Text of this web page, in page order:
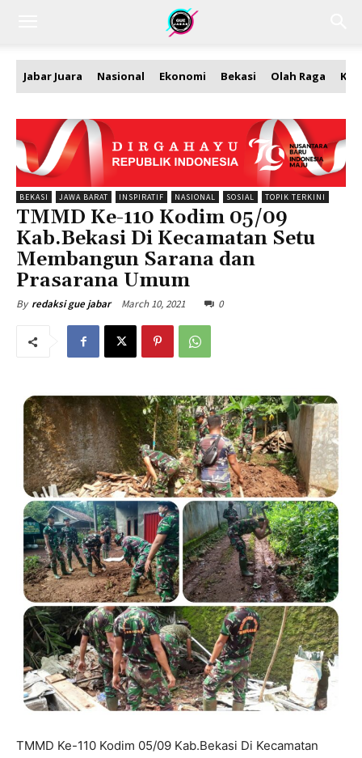
Jabar Juara Nasional Ekonomi Bekasi Olah Raga
BEKASI JAWA BARAT INSPIRATIF NASIONAL SOSIAL TOPIK TERKINI
TMMD Ke-110 Kodim 05/09
Kab.Bekasi Di Kecamatan Setu
Membangun Sarana dan
Prasarana Umum
By redaksi gue jabar March 10, 2021 0
TMMD Ke-110 Kodim 05/09 Kab.Bekasi Di Kecamatan